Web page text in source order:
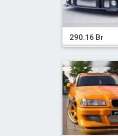
290.16 Br